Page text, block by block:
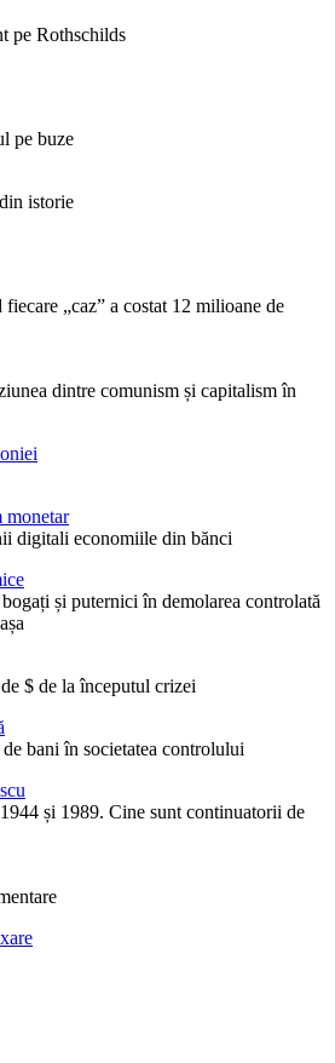
pe Rothschilds
pe buze
istorie
„caz” a costat 12 milioane de
dintre comunism și capitalism în
monetar
digitali economiile din bănci
și puternici în demolarea controlată
$ de la începutul crizei
bani în societatea controlului
și 1989. Cine sunt continuatorii de